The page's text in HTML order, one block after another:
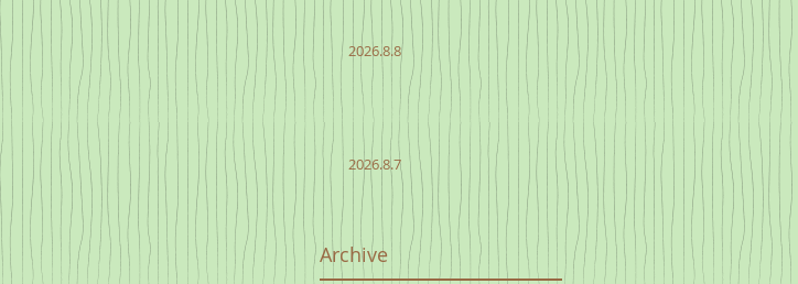
2026.8.8
2026.8.7
Archive